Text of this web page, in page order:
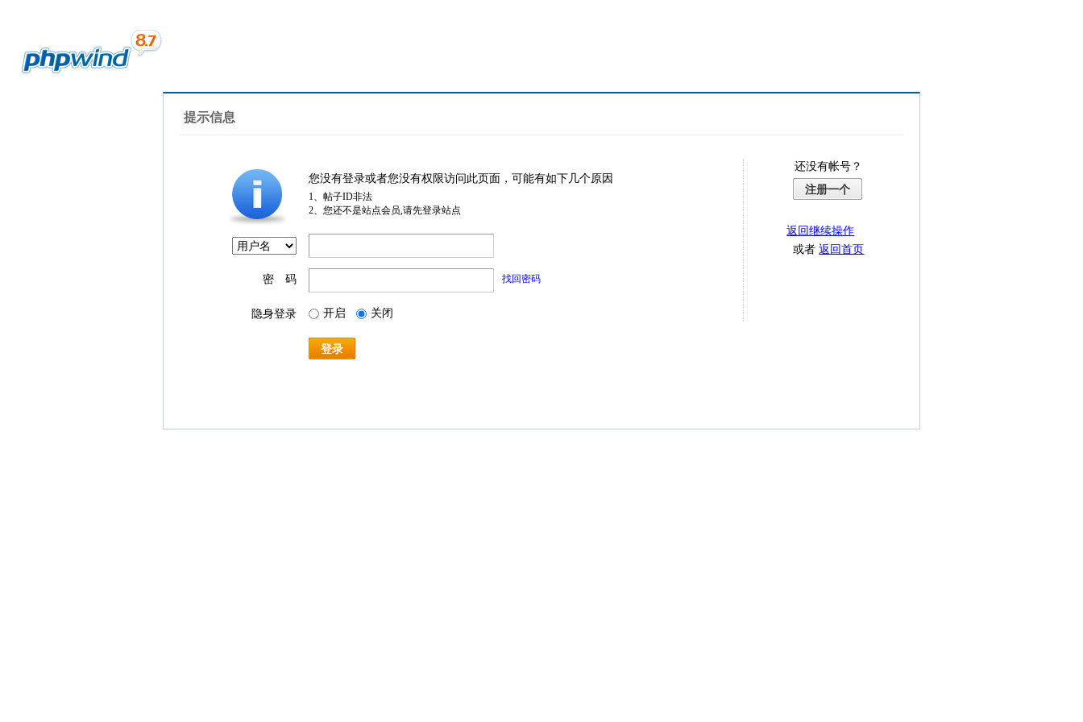
提示信息
您没有登录或者您没有权限访问此页面，可能有如下几个原因
1、帖子ID非法
2、您还不是站点会员,请先登录站点
密 码 找回密码
隐身登录 开启 关闭
登录
还没有帐号？
注册一个
返回继续操作
或者返回首页